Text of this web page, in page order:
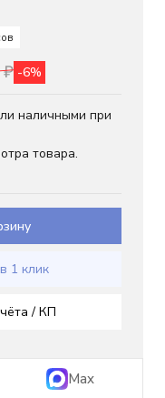
₽ -6%
наличными при
товара.
1 клик
/ КП
Max